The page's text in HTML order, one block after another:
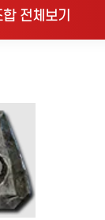
전체보기